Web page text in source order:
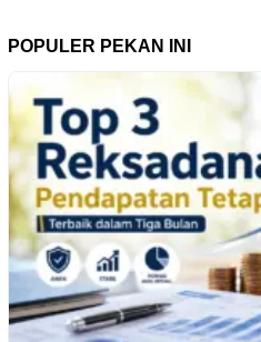
POPULER PEKAN INI